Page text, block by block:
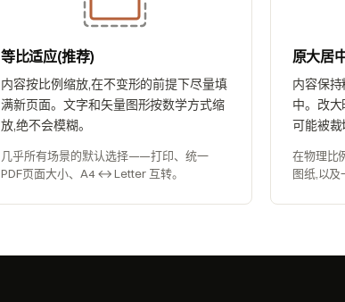
等比适应(推荐)
内容按比例缩放,在不变形的前提下尽量填
满新页面。文字和矢量图形按数学方式缩
放,绝不会模糊。
几乎所有场景的默认选择——打印、统一
PDF页面大小、A4 ↔ Letter 互转。
原大居
内容保
中。改
可能被裁
在物理比
图纸,以及